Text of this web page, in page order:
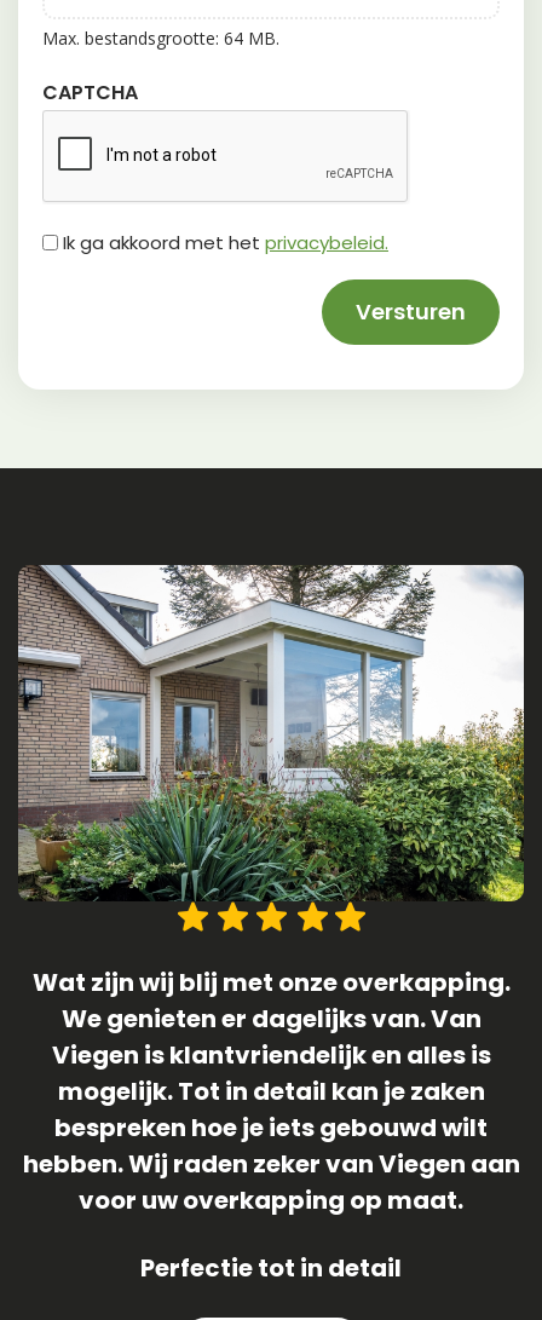
Max. bestandsgrootte: 64 MB.
CAPTCHA
Untitled
Ik ga akkoord met het privacybeleid.
1 April 2019 (geen grap) was de datum
dat onze langverwachte schuur/
veranda geplaatst is ! Team van Viegen
heeft het gehele proces meer dan waar
gemaakt ! We zijn ontzettend blij met
komen